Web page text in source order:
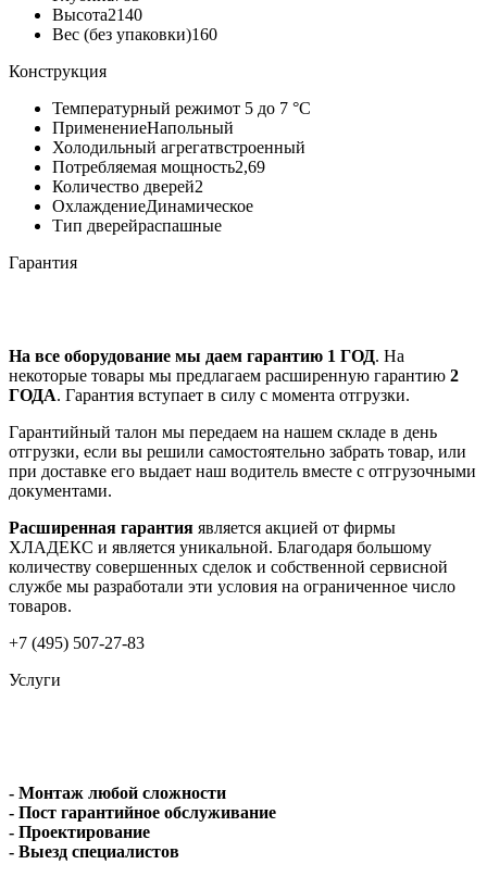
Высота2140
Вес (без упаковки)160
Конструкция
Температурный режимот 5 до 7 °C
ПрименениеНапольный
Холодильный агрегатвстроенный
Потребляемая мощность2,69
Количество дверей2
ОхлаждениеДинамическое
Тип дверейраспашные
Гарантия
На все оборудование мы даем гарантию 1 ГОД. На
некоторые товары мы предлагаем расширенную гарантию 2
ГОДА. Гарантия вступает в силу с момента отгрузки.
Гарантийный талон мы передаем на нашем складе в день
отгрузки, если вы решили самостоятельно забрать товар, или
при доставке его выдает наш водитель вместе с отгрузочными
документами.
Расширенная гарантия является акцией от фирмы
ХЛАДЕКС и является уникальной. Благодаря большому
количеству совершенных сделок и собственной сервисной
службе мы разработали эти условия на ограниченное число
товаров.
+7 (495) 507-27-83
Услуги
- Монтаж любой сложности
- Пост гарантийное обслуживание
- Проектирование
- Выезд специалистов